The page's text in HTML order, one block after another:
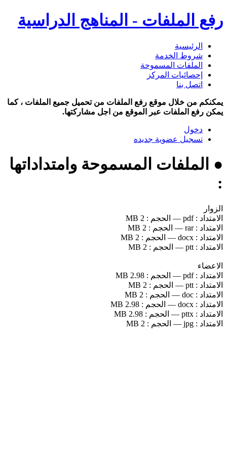
رفع الملفات - المناهج الدراسية
الرئيسية
شروط الخدمة
الملفات المسموحة
إحصائيات المركز
اتصل بنا
يمكنكم من خلال موقع رفع الملفات من تحميل جميع الملفات ، كما
يمكن رفع الملفات عبر الموقع من اجل مشاركتها.
دخول
تسجيل عضوية جديده
● الملفات المسموحة وامتداداتها
:
الزوار
الامتداد :pdf
— الحجم : 2 MB
الامتداد :rar
— الحجم : 2 MB
الامتداد : docx
— الحجم : 2 MB
الامتداد : ptt
— الحجم : 2 MB
الاعضاء
الامتداد :pdf
— الحجم : 2.98 MB
الامتداد : ptt
— الحجم : 2 MB
الامتداد : doc
— الحجم : 2 MB
الامتداد : docx
— الحجم : 2.98 MB
الامتداد : pttx
— الحجم : 2.98 MB
الامتداد : jpg
— الحجم : 2 MB